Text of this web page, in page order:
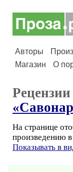
Авторы
Магазин
О
На странице
произведению
Показывать в